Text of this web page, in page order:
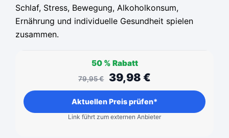
Schlaf, Stress, Bewegung, Alkoholkonsum,
Ernährung und individuelle Gesundheit spielen
zusammen.
50 % Rabatt
79,95€ 39,98 €
Aktuellen Preis prüfen*
Link führt zum externen Anbieter